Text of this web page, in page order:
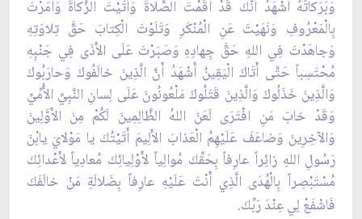
وَبَرَكاتُهُ أَشْهَدُ أَنَّكَ قَدْ أَقَمْتَ الصَّلاةَ وَأتَيْتَ الزَّكاةَ وَأَمَرْتَ
بِالْمَعْرُوفِ وَنَهَيْتَ عَنِ الْمُنْكَرِ وَتَلَوْتَ الْكِتابَ حَقَّ تِلاوَتِهِ
وَجاهَدْتَ فِي اللهِ حَقَّ جِهادِهِ وَصَبَرْتَ عَلَى الأَذَى فِي جَنْبِهِ
مُحْتَسِباً حَتَّى أَتَاكَ الْيَقِينُ أَشْهَدُ أَنَّ الَّذِينَ خالَفُوكَ وَحارَبُوكَ
وَالَّذِينَ خَذَلُوكَ وَالَّذِينَ قَتَلُوكَ مَلْعُونُونَ عَلَى لِسانِ النَّبِيِّ الأُمِّيِّ
وَقَدْ خابَ مَنِ افْتَرَى لَعَنَ اللهُ الظَّالِمِينَ لَكُمْ مِنَ الأَوَّلِينَ
وَالآخِرِينَ وَضاعَفَ عَلَيْهِمُ الْعَذابَ الأَلِيمَ أَتَيْتُكَ يا مَوْلايَ يابْنَ
رَسُولِ اللهِ زائِراً عارِفاً بِحَقِّكَ مُوالِياً لأَوْلِيائِكَ مُعادِياً لأَعْدائِكَ
مُسْتَبْصِراً بِالْهُدَى الَّذِي أَنْتَ عَلَيْهِ عارِفاً بِضَلالَةِ مَنْ خالَفَكَ
فَاشْفَعْ لِي عِنْدَ رَبِّكَ.